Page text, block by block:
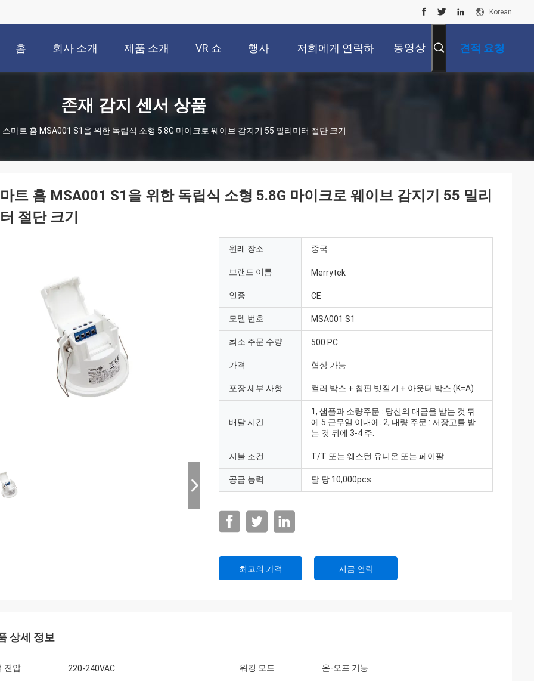
Korean
홈 회사 소개 제품 소개 VR 쇼 행사 저희에게 연락하 동영상 견적 요청
존재 감지 센서 상품
스마트 홈 MSA001 S1을 위한 독립식 소형 5.8G 마이크로 웨이브 감지기 55 밀리미터 절단 크기
트 홈 MSA001 S1을 위한 독립식 소형 5.8G 마이크로 웨이브 감지기 55 밀리
절단 크기
원래 장소 중국
브랜드 이름 Merrytek
인증 CE
모델 번호 MSA001 S1
최소 주문 수량 500 PC
가격 협상 가능
포장 세부 사항 컬러 박스 + 침판 빗질기 + 아웃터 박스 (K=A)
배달 시간
1, 샘플과 소량주문 : 당신의 대금을 받는 것 뒤
에 5 근무일 이내에. 2, 대량 주문 : 저장고를 받
는 것 뒤에 3-4 주.
지불 조건 T/T 또는 웨스턴 유니온 또는 페이팔
공급 능력 달 당 10,000pcs
최고의 가격 지금 연락
상세 정보
전압 220-240VAC 워킹 모드 온-오프 기능